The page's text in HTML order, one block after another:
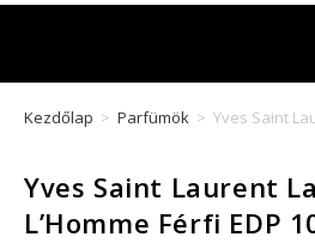
Kezdőlap > Parfümök > Yves Saint
Yves Saint Laurent
L’Homme Férfi EDP